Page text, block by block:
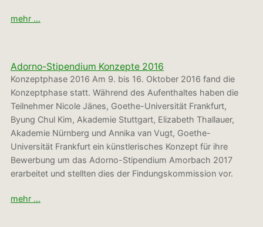
mehr …
Adorno-Stipendium Konzepte 2016
Konzeptphase 2016 Am 9. bis 16. Oktober 2016 fand die
Konzeptphase statt. Während des Aufenthaltes haben die
Teilnehmer Nicole Jänes, Goethe-Universität Frankfurt,
Byung Chul Kim, Akademie Stuttgart, Elizabeth Thallauer,
Akademie Nürnberg und Annika van Vugt, Goethe-
Universität Frankfurt ein künstlerisches Konzept für ihre
Bewerbung um das Adorno-Stipendium Amorbach 2017
erarbeitet und stellten dies der Findungskommission vor.
mehr …